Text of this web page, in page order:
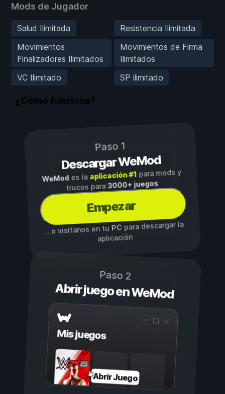
Mods de Jugador
Salud Ilimitada
Resistencia Ilimitada
Movimientos
Finalizadores Ilimitados
Movimientos de Firma
Ilimitados
VC Ilimitado
SP ilimitado
¿Cómo funciona?
Paso 1
Descargar WeMod
WeMod es la aplicación #1para mods y
trucos para3000+ juegos
Empezar
...o visítanos en tuPCpara descargar la
aplicación
Paso 2
Abrir juego en WeMod
Mis juegos
Abrir Juego